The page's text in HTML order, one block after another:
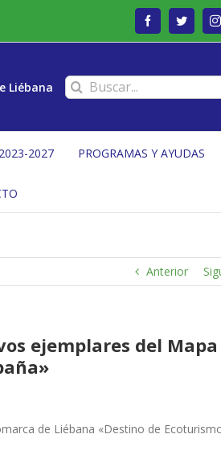
FacebookTwitter
Liébana Buscar:
2027 PROGRAMAS Y AYUDAS
Anterior
ejemplares del Mapa
de Liébana «Destino de